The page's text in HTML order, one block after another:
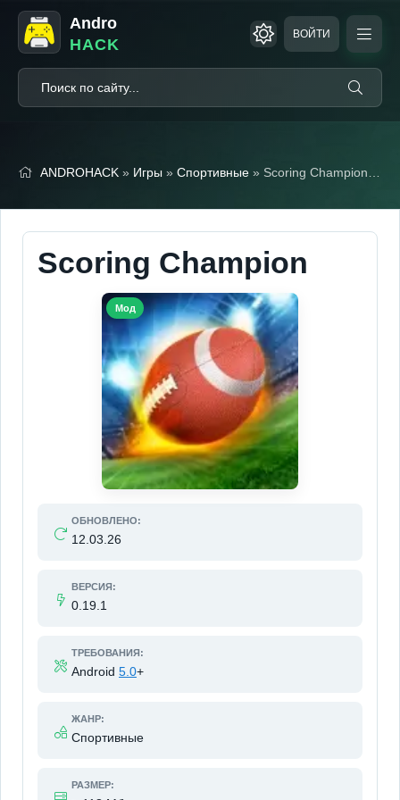
Andro
HACK
ВОЙТИ
ANDROHACK » Игры » Спортивные » Scoring Champion (Мод Меню)
Scoring Champion
ОБНОВЛЕНО:
12.03.26
ВЕРСИЯ:
0.19.1
ТРЕБОВАНИЯ:
Android 5.0+
ЖАНР:
Спортивные
РАЗМЕР:
Мод